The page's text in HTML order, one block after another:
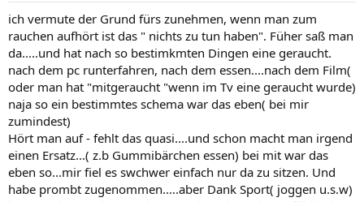
ich vermute der Grund fürs zunehmen, wenn man zum
rauchen aufhört ist das " nichts zu tun haben". Füher saß man
da.....und hat nach so bestimkmten Dingen eine geraucht.
nach dem pc runterfahren, nach dem essen....nach dem Film(
oder man hat "mitgeraucht "wenn im Tv eine geraucht wurde)
naja so ein bestimmtes schema war das eben( bei mir
zumindest)
Hört man auf - fehlt das quasi....und schon macht man irgend
einen Ersatz...( z.b Gummibärchen essen) bei mit war das
eben so...mir fiel es swchwer einfach nur da zu sitzen. Und
habe prombt zugenommen.....aber Dank Sport( joggen u.s.w)